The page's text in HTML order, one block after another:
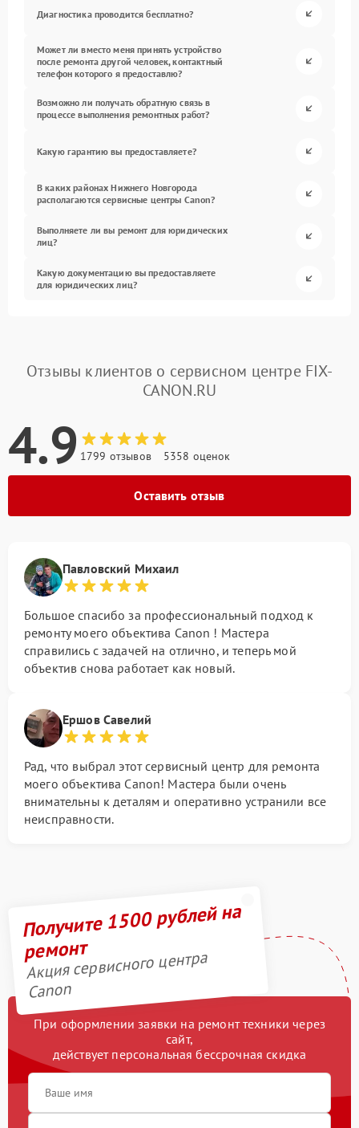
Диагностика проводится бесплатно?
Может ли вместо меня принять устройство
после ремонта другой человек, контактный
телефон которого я предоставлю?
Возможно ли получать обратную связь в
процессе выполнения ремонтных работ?
Какую гарантию вы предоставляете?
В каких районах Нижнего Новгорода
располагаются сервисные центры Canon?
Выполняете ли вы ремонт для юридических
лиц?
Какую документацию вы предоставляете
для юридических лиц?
Отзывы клиентов о сервисном центре FIX-
CANON.RU
4.9 1799 отзывов 5358 оценок
Оставить отзыв
Павловский Михаил
Большое спасибо за профессиональный подход к
ремонту моего объектива Canon ! Мастера
справились с задачей на отлично, и теперь мой
объектив снова работает как новый.
Ершов Савелий
Рад, что выбрал этот сервисный центр для ремонта
моего объектива Canon! Мастера были очень
внимательны к деталям и оперативно устранили все
неисправности.
Получите 1500 рублей на
ремонт
Акция сервисного центра
Canon
При оформлении заявки на ремонт техники через
сайт,
действует персональная бессрочная скидка